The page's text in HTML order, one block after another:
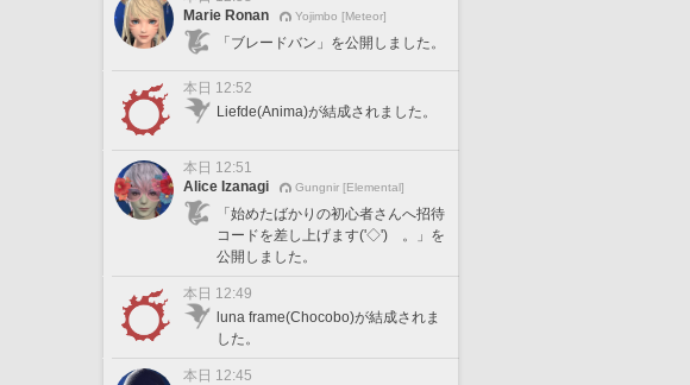
Marie Ronan
Yojimbo [Meteor]
「ブレードバン」を公開しました。
本日 12:52
Liefde(Anima)が結成されました。
本日 12:51
Alice Izanagi
Gungnir [Elemental]
「始めたばかりの初心者さんへ招待
コードを差し上げます('◇')ゞ。」を
公開しました。
本日 12:49
luna frame(Chocobo)が結成されま
した。
本日 12:45